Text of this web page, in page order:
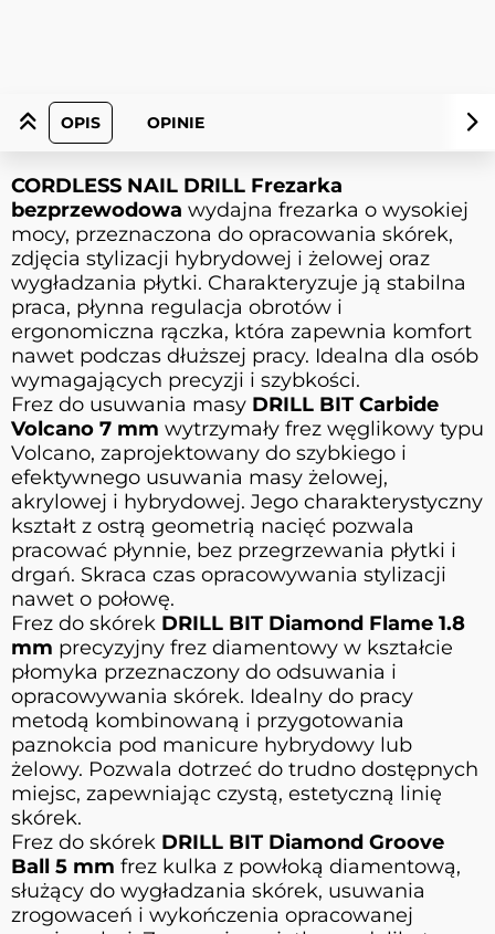
OPIS OPINIE
CORDLESS NAIL DRILL Frezarka
bezprzewodowa wydajna frezarka o wysokiej
mocy, przeznaczona do opracowania skórek,
zdjęcia stylizacji hybrydowej i żelowej oraz
wygładzania płytki. Charakteryzuje ją stabilna
praca, płynna regulacja obrotów i
ergonomiczna rączka, która zapewnia komfort
nawet podczas dłuższej pracy. Idealna dla osób
wymagających precyzji i szybkości.
Frez do usuwania masy DRILL BIT Carbide
Volcano 7 mm wytrzymały frez węglikowy typu
Volcano, zaprojektowany do szybkiego i
efektywnego usuwania masy żelowej,
akrylowej i hybrydowej. Jego charakterystyczny
kształt z ostrą geometrią nacięć pozwala
pracować płynnie, bez przegrzewania płytki i
drgań. Skraca czas opracowywania stylizacji
nawet o połowę.
Frez do skórek DRILL BIT Diamond Flame 1.8
mm precyzyjny frez diamentowy w kształcie
płomyka przeznaczony do odsuwania i
opracowywania skórek. Idealny do pracy
metodą kombinowaną i przygotowania
paznokcia pod manicure hybrydowy lub
żelowy. Pozwala dotrzeć do trudno dostępnych
miejsc, zapewniając czystą, estetyczną linię
skórek.
Frez do skórek DRILL BIT Diamond Groove
Ball 5 mm frez kulka z powłoką diamentową,
służący do wygładzania skórek, usuwania
zrogowaceń i wykończenia opracowanej